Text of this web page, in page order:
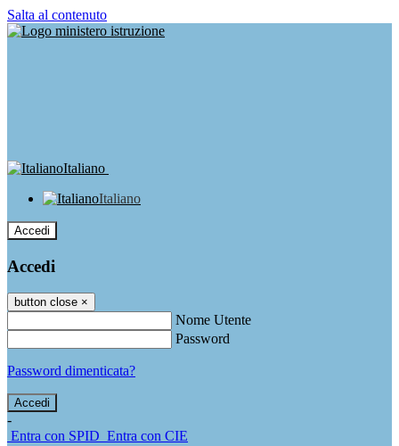
Salta al contenuto
Italiano
Italiano
Accedi
Accedi
button close ×
Nome Utente
Password
Password dimenticata?
-
Entra con SPID Entra con CIE